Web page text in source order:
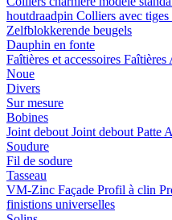
houtdraadpin Colliers avec tiges
Zelfblokkerende beugels
Dauphin en fonte
Faîtières et accessoires Faîtières
Noue
Divers
Sur mesure
Bobines
Joint debout Joint debout Patte
Soudure
Fil de sodure
Tasseau
VM-Zinc Façade Profil à clin
finistions universelles